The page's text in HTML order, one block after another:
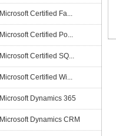
Microsoft Certified Fa...
Microsoft Certified Po...
Microsoft Certified SQ...
Microsoft Certified Wi...
Microsoft Dynamics 365
Microsoft Dynamics CRM